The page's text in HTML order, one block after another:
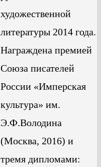
художественной
литературы 2014 года.
Награждена премией
Союза писателей
России «Имперская
культура» им.
Э.Ф.Володина
(Москва, 2016) и
тремя дипломами: